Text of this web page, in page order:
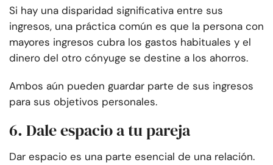
Si hay una disparidad significativa entre sus
ingresos, una práctica común es que la persona con
mayores ingresos cubra los gastos habituales y el
dinero del otro cónyuge se destine a los ahorros.
Ambos aún pueden guardar parte de sus ingresos
para sus objetivos personales.
6. Dale espacio a tu pareja
Dar espacio es una parte esencial de una relación.